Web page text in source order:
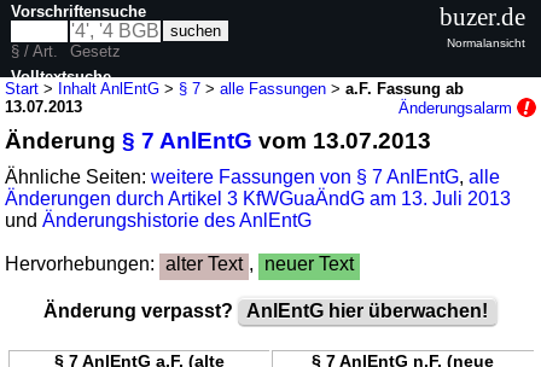
Start > Inhalt AnlEntG > § 7 >alle Fassungen >a.F. Fassung ab
13.07.2013
Änderungsalarm
Änderung§ 7 AnlEntG vom 13.07.2013
Ähnliche Seiten:weitere Fassungen von § 7 AnlEntG,alle
Änderungen durch Artikel 3 KfWGuaÄndG am 13. Juli 2013
undÄnderungshistorie des AnlEntG
Hervorhebungen: alter Text , neuer Text
Änderung verpasst? AnlEntG hier überwachen!
§ 7 AnlEntG a.F. (alte
§ 7 AnlEntG n.F. (neue
Vorschriftensuche
§ / Art.
Gesetz
Volltextsuche
buzer.de
Normalansicht